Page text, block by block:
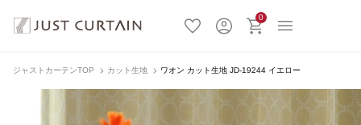
0
ジャストカーテンTOP カット生地 ワオン カット生地 JD-19244 イエロー